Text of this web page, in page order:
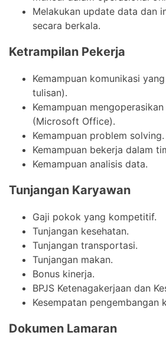
Melakukan update data dan
secara berkala.
Ketrampilan Pekerja
Kemampuan komunikasi
tulisan).
Kemampuan
(Microsoft Office).
Kemampuan problem solving.
Kemampuan bekerja dalam
Kemampuan analisis data.
Tunjangan Karyawan
Gaji pokok yang kompetitif.
Tunjangan kesehatan.
Tunjangan transportasi.
Tunjangan makan.
Bonus kinerja.
BPJS Ketenagakerjaan dan
Kesempatan pengembangan
Dokumen Lamaran